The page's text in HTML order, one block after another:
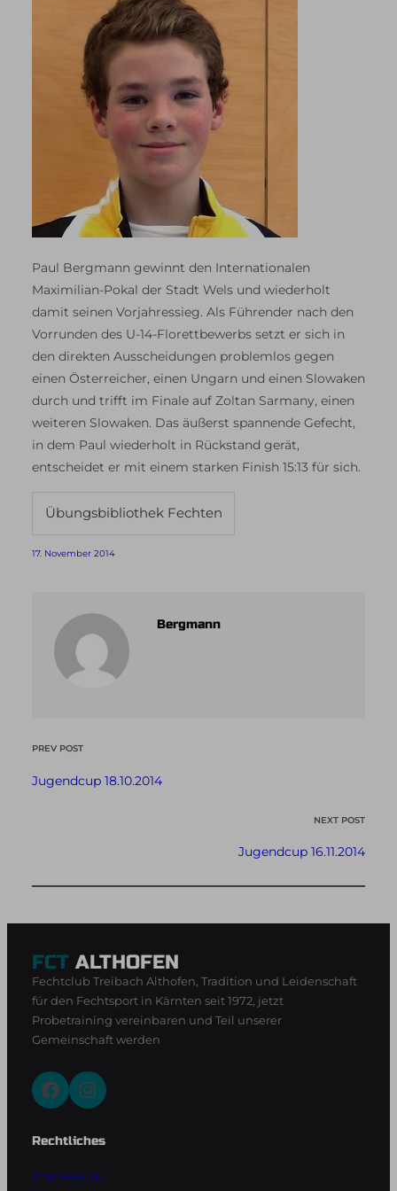
Paul Bergmann gewinnt den Internationalen
Maximilian-Pokal der Stadt Wels und wiederholt
damit seinen Vorjahressieg. Als Führender nach den
Vorrunden des U-14-Florettbewerbs setzt er sich in
den direkten Ausscheidungen problemlos gegen
einen Österreicher, einen Ungarn und einen Slowaken
durch und trifft im Finale auf Zoltan Sarmany, einen
weiteren Slowaken. Das äußerst spannende Gefecht,
in dem Paul wiederholt in Rückstand gerät,
entscheidet er mit einem starken Finish 15:13 für sich.
Übungsbibliothek Fechten
17. November 2014
Bergmann
PREV POST
Jugendcup 18.10.2014
NEXT POST
Jugendcup 16.11.2014
FCT ALTHOFEN
Fechtclub Treibach Althofen, Tradition und Leidenschaft
für den Fechtsport in Kärnten seit 1972, jetzt
Probetraining vereinbaren und Teil unserer
Gemeinschaft werden
Facebook Instagram
Rechtliches
Impressum